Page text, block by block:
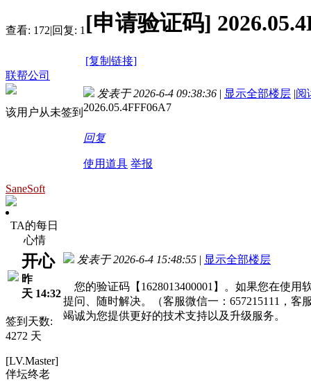
查看: 172|回复: 1 [申请验证码]
[复制链接]
联帮公司
该用户从未签到
发表于 2026-6-4 09:38:36 | 显示全部楼层 |阅
2026.05.4FFF06A7
回复
使用道具 举报
SaneSoft
TA的每日
心情
开心
昨
天 14:32
签到天数:
4272 天
[LV.Master]
伴坛终老
发表于 2026-6-4 15:48:55 | 显示全部楼层
您的验证码【1628013400001】。如果您在使
提问、随时解决。（客服微信一：657215111，客
竭诚为您提供更好的技术支持以及升级服务。